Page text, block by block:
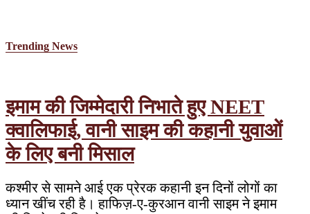
Trending News
इमाम की जिम्मेदारी निभाते हुए NEET
क्वालिफाई, वानी साइम की कहानी युवाओं
के लिए बनी मिसाल
कश्मीर से सामने आई एक प्रेरक कहानी इन दिनों लोगों का
ध्यान खींच रही है। हाफिज़-ए-कुरआन वानी साइम ने इमाम